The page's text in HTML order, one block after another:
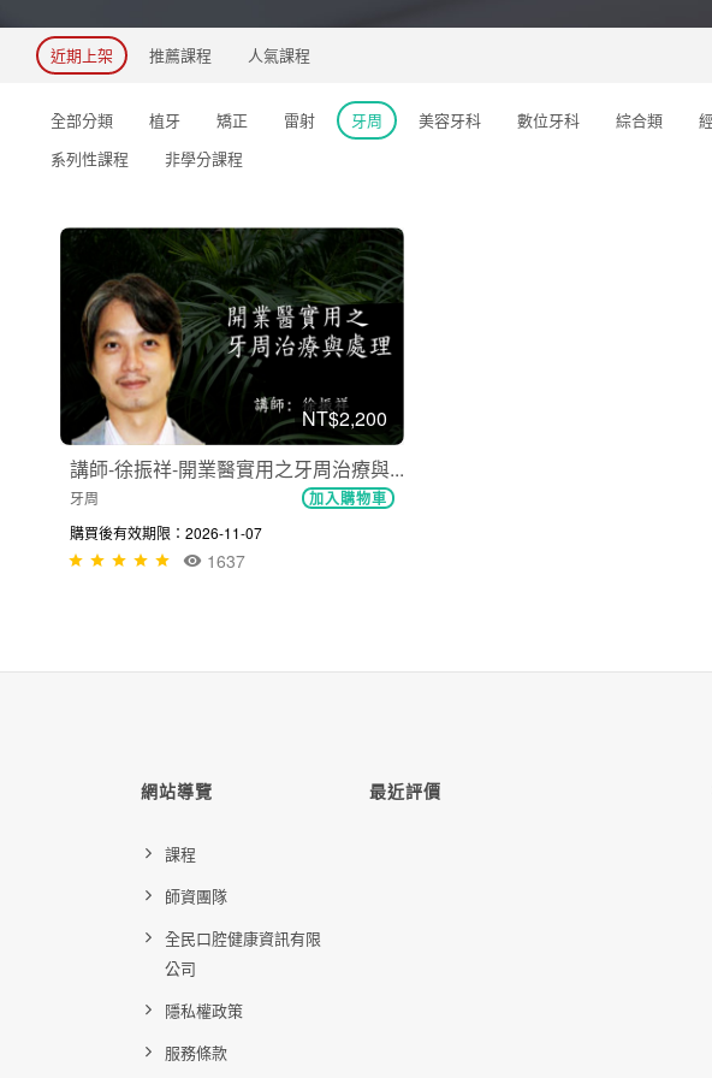
近期上架 推薦課程 人氣課程
全部分類 植牙 矯正 雷射 牙周 美容牙科 數位牙科 綜合類
系列性課程
非學分課程
NT$2,200
講師-徐振祥-開業醫實用之牙周治療與...
牙周 加入購物車
購買後有效期限：2026-11-07
1637
網站導覽
課程
師資團隊
全民口腔健康資訊有限
公司
隱私權政策
服務條款
最近評價